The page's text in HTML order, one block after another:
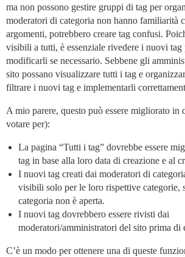
ma non possono gestire gruppi di tag per
moderatori di categoria non hanno familiarità
argomenti, potrebbero creare tag confusi.
visibili a tutti, è essenziale rivedere i nuovi tag
modificarli se necessario. Sebbene gli
sito possano visualizzare tutti i tag e
filtrare i nuovi tag e implementarli
A mio parere, questo può essere migliorato in
votare per):
La pagina “Tutti i tag” dovrebbe essere
tag in base alla loro data di creazione e al
I nuovi tag creati dai moderatori di
visibili solo per le loro rispettive categorie,
categoria non è aperta.
I nuovi tag dovrebbero essere rivisti dai
moderatori/amministratori del sito prima di
C’è un modo per ottenere una di queste